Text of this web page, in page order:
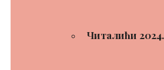
Читалићи 2024.